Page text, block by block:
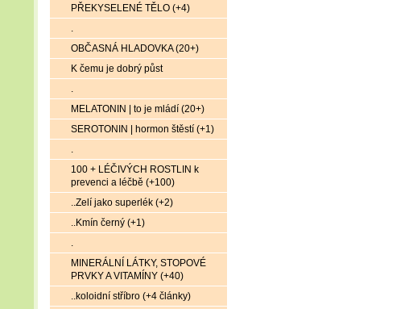
PŘEKYSELENÉ TĚLO (+4)
.
OBČASNÁ HLADOVKA (20+)
K čemu je dobrý půst
.
MELATONIN | to je mládí (20+)
SEROTONIN | hormon štěstí (+1)
.
100 + LÉČIVÝCH ROSTLIN k
prevenci a léčbě (+100)
..Zelí jako superlék (+2)
..Kmín černý (+1)
.
MINERÁLNÍ LÁTKY, STOPOVÉ
PRVKY A VITAMÍNY (+40)
..koloidní stříbro (+4 články)